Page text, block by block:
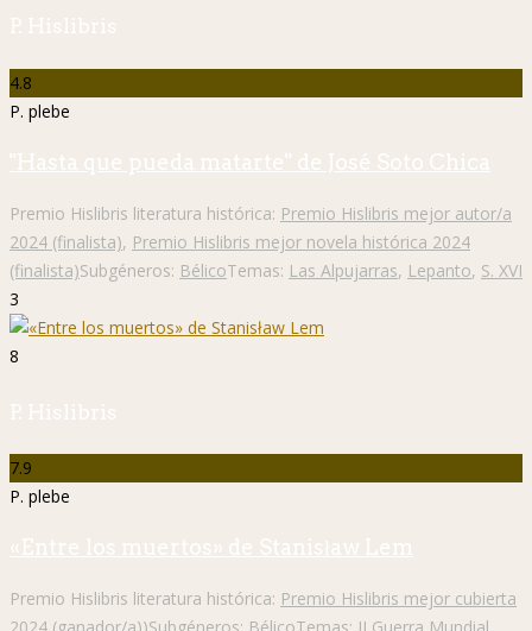
P. Hislibris
4.8
P. plebe
"Hasta que pueda matarte" de José Soto Chica
Premio Hislibris literatura histórica: Premio Hislibris mejor autor/a
2024 (finalista), Premio Hislibris mejor novela histórica 2024
(finalista)Subgéneros: BélicoTemas: Las Alpujarras, Lepanto, S. XVI
3
8
P. Hislibris
7.9
P. plebe
«Entre los muertos» de Stanisław Lem
Premio Hislibris literatura histórica: Premio Hislibris mejor cubierta